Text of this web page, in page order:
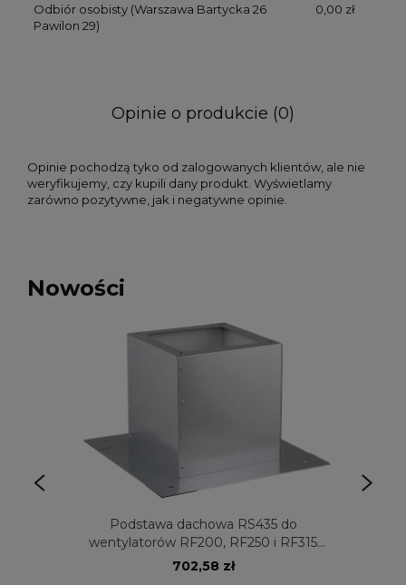
Odbiór osobisty(Warszawa Bartycka 26
Pawilon 29)
0,00 zł
Opinie o produkcie (0)
Opinie pochodzą tyko od zalogowanych klientów, ale nie
weryfikujemy, czy kupili dany produkt. Wyświetlamy
zarówno pozytywne, jak i negatywne opinie.
Nowości
Podstawa dachowa RS435 do
wentylatorów RF200, RF250 i RF315
Venture Industries
702,58 zł